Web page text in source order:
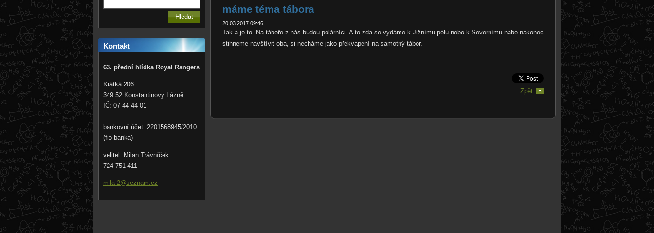
Kontakt
63. přední hlídka Royal Rangers
Krátká 206
349 52 Konstantinovy Lázně
IČ: 07 44 44 01
bankovní účet: 2201568945/2010
(fio banka)
velitel: Milan Trávníček
724 751 411
mila-2@seznam.cz
máme téma tábora
20.03.2017 09:46
Tak a je to. Na táboře z nás budou polárníci. A to zda se vydáme k Jižnímu pólu nebo k Severnímu nabo nakonec
stihneme navštívit oba, si necháme jako překvapení na samotný tábor.
Zpět